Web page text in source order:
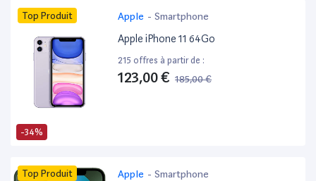
-34%
Top Produit Apple - Smartphone
Apple iPhone 11 64Go
215 offres à partir de :
123,00 € 185,00 €
Top Produit Apple - Smartphone